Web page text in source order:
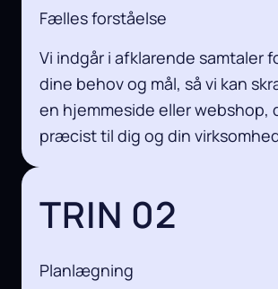
Fælles forståelse
Vi indgår i afklarende samtaler
dine behov og mål, så vi kan
en hjemmeside eller webshop,
præcist til dig og din
TRIN 02
Planlægning